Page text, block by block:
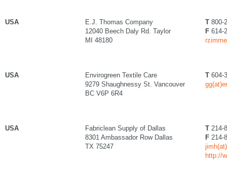
USA
E.J. Thomas Company
12040 Beech Daly Rd. Taylor
MI 48180
T 800-
F 614-
USA
Envirogreen Textile Care
9279 Shaughnessy St. Vancouver
BC V6P 6R4
T 604-
USA
Fabriclean Supply of Dallas
8301 Ambassador Row Dallas
TX 75247
T 214-
F 214-
http://